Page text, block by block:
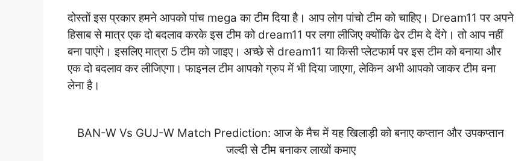
दोस्तों इस प्रकार हमने आपको पांच mega का टीम दिया है। आप लोग पांचो टीम को चाहिए। Dream11 पर अपने
हिसाब से मात्र एक दो बदलाव करके इस टीम को dream11 पर लगा लीजिए क्योंकि ढेर टीम दे देंगे। तो आप नहीं
बना पाएंगे। इसलिए मात्रा 5 टीम को जाइए। अच्छे से dream11 या किसी प्लेटफार्म पर इस टीम को बनाया और
एक दो बदलाव कर लीजिएगा। फाइनल टीम आपको ग्रुप में भी दिया जाएगा, लेकिन अभी आपको जाकर टीम बना
लेना है।
BAN-W Vs GUJ-W Match Prediction: आज के मैच में यह खिलाड़ी को बनाए कप्तान और उपकप्तान
जल्दी से टीम बनाकर लाखों कमाए